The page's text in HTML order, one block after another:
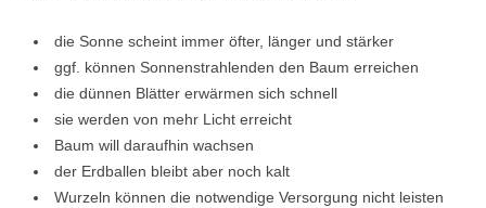
die Sonne scheint immer öfter, länger und stärker
ggf. können Sonnenstrahlenden den Baum erreichen
die dünnen Blätter erwärmen sich schnell
sie werden von mehr Licht erreicht
Baum will daraufhin wachsen
der Erdballen bleibt aber noch kalt
Wurzeln können die notwendige Versorgung nicht leisten